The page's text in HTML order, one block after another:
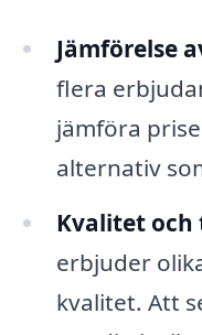
Jämförelse
flera
jämföra
alternativ
Kvalitet och
erbjuder
kvalitet. Att